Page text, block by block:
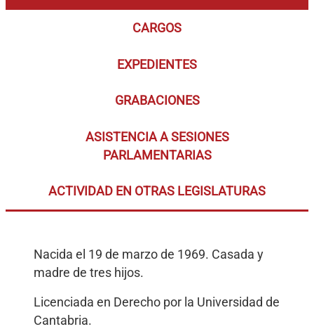
CARGOS
EXPEDIENTES
GRABACIONES
ASISTENCIA A SESIONES
PARLAMENTARIAS
ACTIVIDAD EN OTRAS LEGISLATURAS
Nacida el 19 de marzo de 1969. Casada y
madre de tres hijos.
Licenciada en Derecho por la Universidad de
Cantabria.